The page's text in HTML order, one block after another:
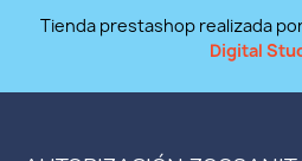
Tienda prestashop realizada
Digital